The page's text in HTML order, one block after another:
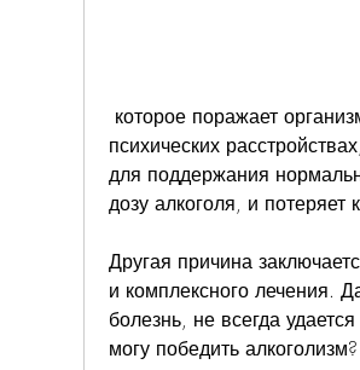
психических
для поддержания
дозу алкоголя, и потеряет
Другая причина
и комплексного лечения.
болезнь, не всегда
могу победить алкоголизм?